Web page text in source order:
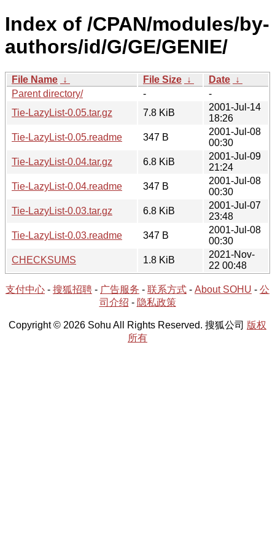
Index of /CPAN/modules/by-
authors/id/G/GE/GENIE/
File Name ↓ File Size ↓ Date ↓
Parent directory/
-
-
Tie-LazyList-0.05.tar.gz
7.8 KiB
2001-Jul-14
18:26
Tie-LazyList-0.05.readme
347 B
2001-Jul-08
00:30
Tie-LazyList-0.04.tar.gz
6.8 KiB
2001-Jul-09
21:24
Tie-LazyList-0.04.readme
347 B
2001-Jul-08
00:30
Tie-LazyList-0.03.tar.gz
6.8 KiB
2001-Jul-07
23:48
Tie-LazyList-0.03.readme
347 B
2001-Jul-08
00:30
CHECKSUMS
1.8 KiB
2021-Nov-
22 00:48
支付中心 - 搜狐招聘 - 广告服务 - 联系方式 - About SOHU - 公
司介绍 - 隐私政策
Copyright © 2026 Sohu All Rights Reserved. 搜狐公司 版权
所有